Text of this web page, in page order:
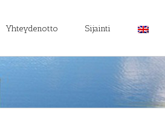
Yhteydenotto Sijainti